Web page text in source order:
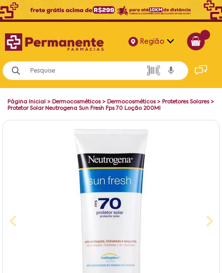
Região
Alagoas
Bahia
Paraíba
Página Inicial > Dermocosméticos> Dermocosméticos> Protetores Solares>
Protetor Solar Neutrogena Sun Fresh Fps 70 Loção 200Ml